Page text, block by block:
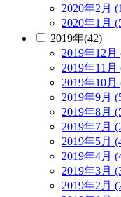
2020年2月
2020年1月
2019年(42)
2019年12月
2019年11月
2019年10月
2019年9月
2019年8月
2019年7月
2019年5月
2019年4月
2019年3月
2019年2月